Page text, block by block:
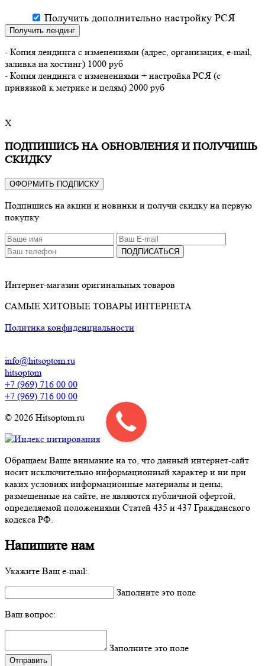
Получить дополнительно настройку РСЯ
Получить лендинг
- Копия лендинга с изменениями (адрес, организация, e-mail,
заливка на хостинг) 1000 руб
- Копия лендинга с изменениями + настройка РСЯ (с
привязкой к метрике и целям) 2000 руб
X
ПОДПИШИСЬ НА ОБНОВЛЕНИЯ И ПОЛУЧИШЬ
СКИДКУ
ОФОРМИТЬ ПОДПИСКУ
Подпишись на акции и новинки и получи скидку на первую
покупку
ПОДПИСАТЬСЯ
Интернет-магазин оригинальных товаров
САМЫЕ ХИТОВЫЕ ТОВАРЫ ИНТЕРНЕТА
Политика конфиденциальности
info@hitsoptom.ru
hitsoptom
+7 (969) 716 00 00
+7 (969) 716 00 00
© 2026 Hitsoptom.ru
Обращаем Ваше внимание на то, что данный интернет-сайт
носит исключительно информационный характер и ни при
каких условиях информационные материалы и цены,
размещенные на сайте, не являются публичной офертой,
определяемой положениями Статей 435 и 437 Гражданского
кодекса РФ.
Напишите нам
Укажите Ваш e-mail:
Заполните это поле
Ваш вопрос:
Заполните это поле